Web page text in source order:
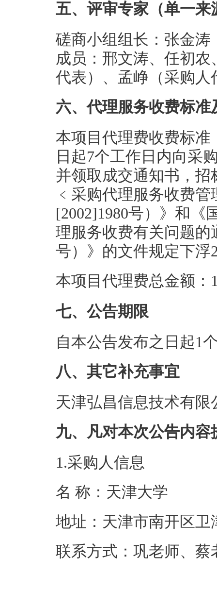
五、评审专家（单一
磋商小组组长：张金
成员：邢文涛、任初
代表）、孟峥（采购人
六、代理服务收费标准
本项目代理费收费标
日起7个工作日内向采
并领取成交通知书，
﹤采购代理服务收费
[2002]1980号）》和《
理服务收费有关问题的
号）》的文件规定下浮
本项目代理费总金额：
七、公告期限
自本公告发布之日起1
八、其它补充事宜
天津弘昌信息技术有限
九、凡对本次公告内
1.采购人信息
名 称：天津
地址：天津市
联系方式：巩老师、蔡